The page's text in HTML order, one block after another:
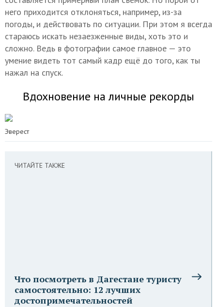
него приходится отклоняться, например, из-за
погоды, и действовать по ситуации. При этом я всегда
стараюсь искать незаезженные виды, хоть это и
сложно. Ведь в фотографии самое главное — это
умение видеть тот самый кадр ещё до того, как ты
нажал на спуск.
Вдохновение на личные рекорды
Эверест
ЧИТАЙТЕ ТАКЖЕ
Что посмотреть в Дагестане туристу
самостоятельно: 12 лучших
достопримечательностей